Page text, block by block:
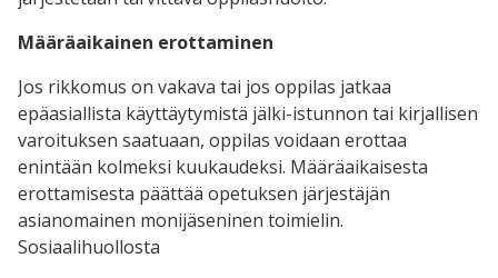
Määräaikainen erottaminen
Jos rikkomus on vakava tai jos oppilas jatkaa
epäasiallista käyttäytymistä jälki-istunnon tai kirjallisen
varoituksen saatuaan, oppilas voidaan erottaa
enintään kolmeksi kuukaudeksi. Määräaikaisesta
erottamisesta päättää opetuksen järjestäjän
asianomainen monijäseninen toimielin.
Sosiaalihuollosta